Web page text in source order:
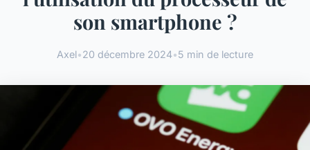
son smartphone ?
Axel•20 décembre 2024•5 min de lecture